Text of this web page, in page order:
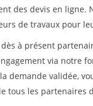
des devis en ligne.
de travaux pour
dès à présent
via notre
demande validée,
tous les partenaires